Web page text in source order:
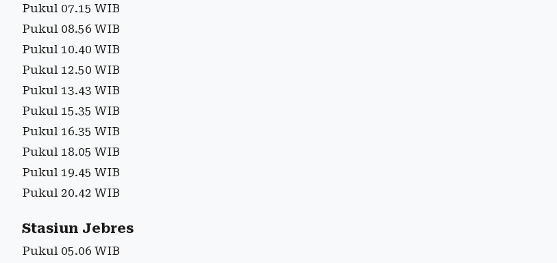
Pukul 07.15 WIB
Pukul 08.56 WIB
Pukul 10.40 WIB
Pukul 12.50 WIB
Pukul 13.43 WIB
Pukul 15.35 WIB
Pukul 16.35 WIB
Pukul 18.05 WIB
Pukul 19.45 WIB
Pukul 20.42 WIB
Stasiun Jebres
Pukul 05.06 WIB